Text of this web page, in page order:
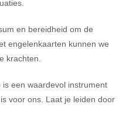
en bereidheid om de
engelenkaarten kunnen we
krachten.
een waardevol instrument
voor ons. Laat je leiden door